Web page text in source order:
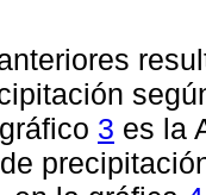
3 es la